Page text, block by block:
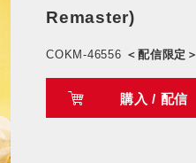
Remaster)
COKM-46556 ＜配信限定＞
購入 / 配信